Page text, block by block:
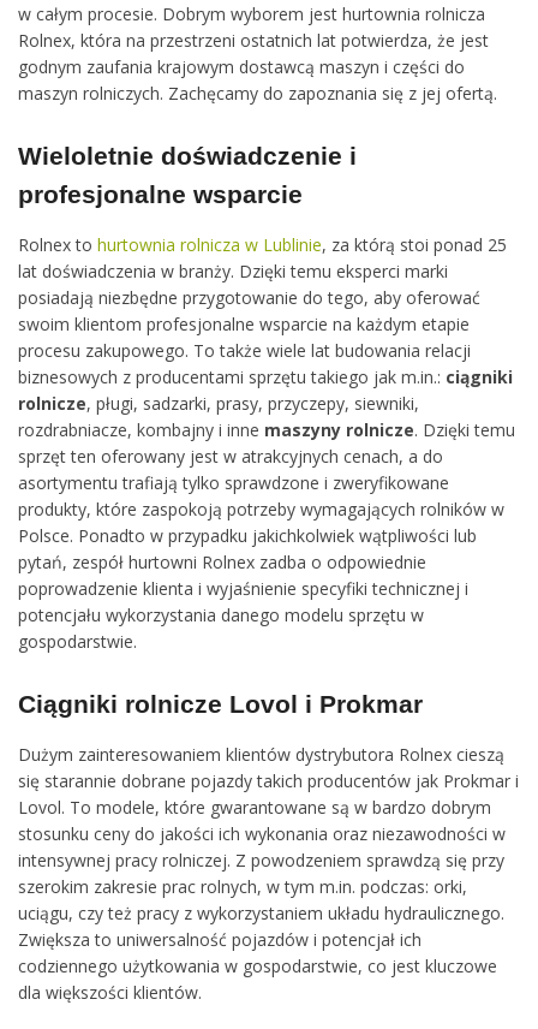
w całym procesie. Dobrym wyborem jest hurtownia rolnicza
Rolnex, która na przestrzeni ostatnich lat potwierdza, że jest
godnym zaufania krajowym dostawcą maszyn i części do
maszyn rolniczych. Zachęcamy do zapoznania się z jej ofertą.
Wieloletnie doświadczenie i
profesjonalne wsparcie
Rolnex to hurtownia rolnicza w Lublinie, za którą stoi ponad 25
lat doświadczenia w branży. Dzięki temu eksperci marki
posiadają niezbędne przygotowanie do tego, aby oferować
swoim klientom profesjonalne wsparcie na każdym etapie
procesu zakupowego. To także wiele lat budowania relacji
biznesowych z producentami sprzętu takiego jak m.in.: ciągniki
rolnicze, pługi, sadzarki, prasy, przyczepy, siewniki,
rozdrabniacze, kombajny i inne maszyny rolnicze. Dzięki temu
sprzęt ten oferowany jest w atrakcyjnych cenach, a do
asortymentu trafiają tylko sprawdzone i zweryfikowane
produkty, które zaspokoją potrzeby wymagających rolników w
Polsce. Ponadto w przypadku jakichkolwiek wątpliwości lub
pytań, zespół hurtowni Rolnex zadba o odpowiednie
poprowadzenie klienta i wyjaśnienie specyfiki technicznej i
potencjału wykorzystania danego modelu sprzętu w
gospodarstwie.
Ciągniki rolnicze Lovol i Prokmar
Dużym zainteresowaniem klientów dystrybutora Rolnex cieszą
się starannie dobrane pojazdy takich producentów jak Prokmar i
Lovol. To modele, które gwarantowane są w bardzo dobrym
stosunku ceny do jakości ich wykonania oraz niezawodności w
intensywnej pracy rolniczej. Z powodzeniem sprawdzą się przy
szerokim zakresie prac rolnych, w tym m.in. podczas: orki,
uciągu, czy też pracy z wykorzystaniem układu hydraulicznego.
Zwiększa to uniwersalność pojazdów i potencjał ich
codziennego użytkowania w gospodarstwie, co jest kluczowe
dla większości klientów.